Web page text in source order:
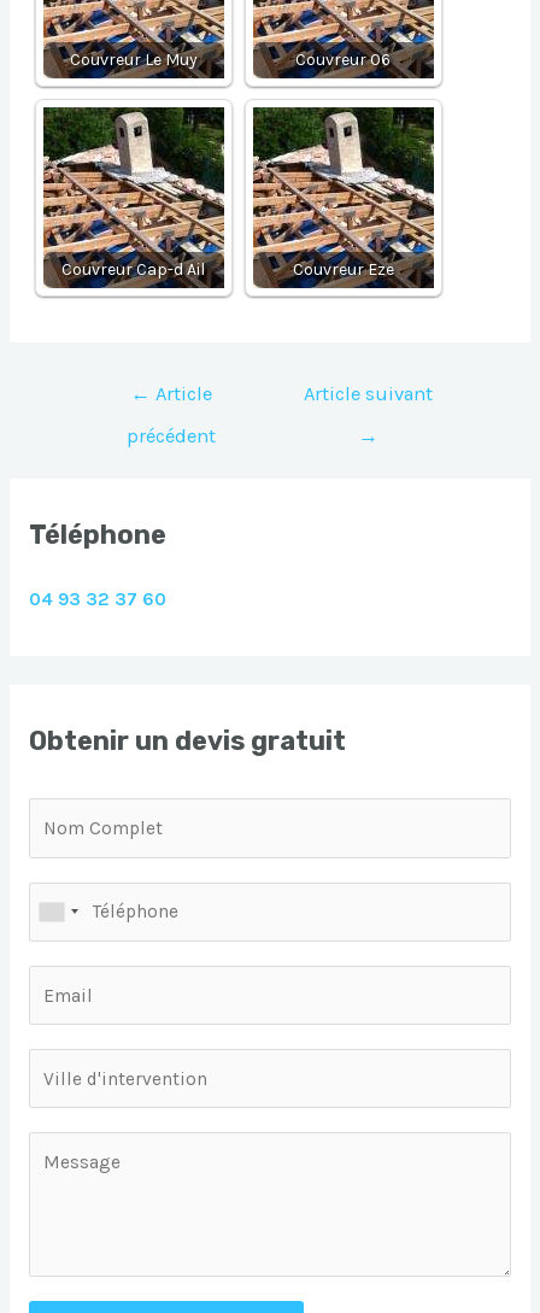
Couvreur Le Muy Couvreur 06
Couvreur Cap-d Ail Couvreur Eze
Navigation
l’article
← Article
précédent
Article suivant
→
Téléphone
04 93 32 37 60
Obtenir un devis gratuit